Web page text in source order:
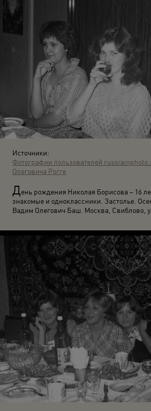
Источники:
Фотографии пользователей
Олеговича Рогге
День рождения Николая Борисова – 16
знакомые и одноклассники. Застолье.
Вадим Олегович Баш. Москва, Свиблово,